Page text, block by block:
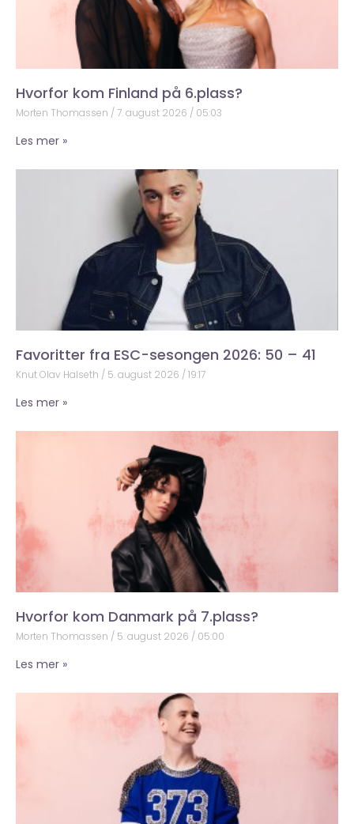
Hvorfor kom Finland på 6.plass?
Morten Thomassen 7. august 2026 05:03
Les mer »
Favoritter fra ESC-sesongen 2026: 50 – 41
Knut Olav Halseth 5. august 2026 19:17
Les mer »
Hvorfor kom Danmark på 7.plass?
Morten Thomassen 5. august 2026 05:00
Les mer »